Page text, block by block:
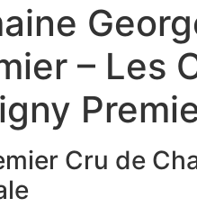
– Les
Cru de